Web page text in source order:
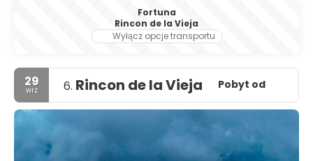
Fortuna
Rincon de la Vieja
Wyłącz opcje transportu
29
wrz 6. Rincon de la Vieja Pobyt od